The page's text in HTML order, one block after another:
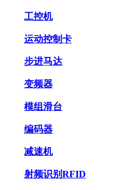
工控机
运动控制卡
步进马达
变频器
模组滑台
编码器
减速机
射频识别RFID